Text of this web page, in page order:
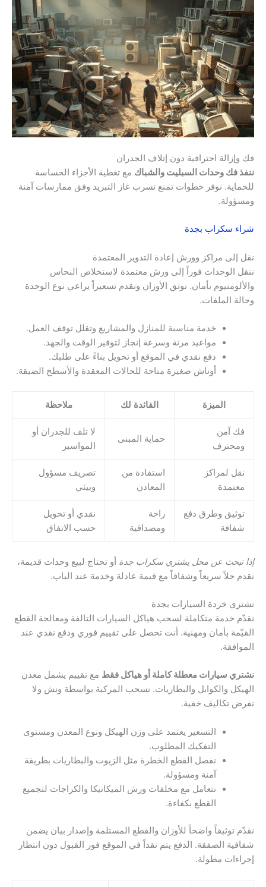
فك وإزالة احترافية دون إتلاف الجدران
ننفذ فك وحدات السبليت والشباك مع تغطية الأجزاء الحساسة
للحماية. نوفر خطوات تمنع تسرب غاز التبريد وفق ممارسات آمنة
ومسؤولة.
شراء سكراب بجدة
نقل إلى مراكز وورش إعادة التدوير المعتمدة
ننقل الوحدات فوراً إلى ورش معتمدة لاستخلاص النحاس
والألومنيوم بأمان. نوثق الأوزان ونقدم تسعيراً يراعي نوع الوحدة
وحالة الملفات.
خدمة مناسبة للمنازل والمشاريع وتقلل توقف العمل.
مواعيد مرنة وسرعة إنجاز لتوفير الوقت والجهد.
دفع نقدي في الموقع أو تحويل بناءً على طلبك.
أوناش صغيرة متاحة للحالات المعقدة والأسطح الضيقة.
الميزة الفائدة لك ملاحظة
فك آمن
ومحترف
حماية المبنى
لا تلف للجدران أو
المواسير
نقل لمراكز
معتمدة
استفادة من
المعادن
تصريف مسؤول
وبيئي
توثيق وطرق دفع
شفافة
راحة
ومصداقية
نقدي أو تحويل
حسب الاتفاق
إذا تبحث عن محل يشتري سكراب جدة أو تحتاج لبيع وحدات قديمة،
نقدم حلاً سريعاً وشفافاً مع قيمة عادلة وخدمة عند الباب.
نشتري خردة السيارات بجدة
نقدّم خدمة متكاملة لسحب هياكل السيارات التالفة ومعالجة القطع
القيّمة بأمان ومهنية. أنت تحصل على تقييم فوري ودفع نقدي عند
الموافقة.
نشتري سيارات معطلة كاملة أو هياكل فقط مع تقييم يشمل معدن
الهيكل والكوابل والبطاريات. نسحب المركبة بواسطة ونش ولا
نفرض تكاليف خفية.
التسعير يعتمد على وزن الهيكل ونوع المعدن ومستوى
التفكيك المطلوب.
نفصل القطع الخطرة مثل الزيوت والبطاريات بطريقة
آمنة ومسؤولة.
نتعامل مع مخلفات ورش الميكانيكا والكراجات لتجميع
القطع بكفاءة.
نقدّم توثيقاً واضحاً للأوزان والقطع المستلمة وإصدار بيان يضمن
شفافية الصفقة. الدفع يتم نقداً في الموقع فور القبول دون انتظار
إجراءات مطولة.